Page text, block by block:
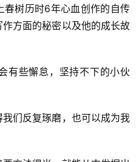
春树历时6年心血创作的自传
方面的秘密以及他的成长故
有些懈怠，坚持不下的小伙
们反复琢磨，也可以成为我